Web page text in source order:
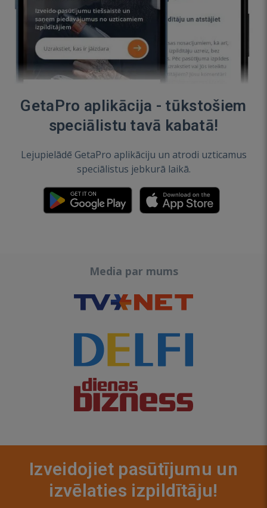
GetaPro aplikācija - tūkstošiem
speciālistu tavā kabatā!
Lejupielādē GetaPro aplikāciju un atrodi uzticamus
speciālistus jebkurā laikā.
Media par mums
Izveidojiet pasūtījumu un
izvēlaties izpildītāju!